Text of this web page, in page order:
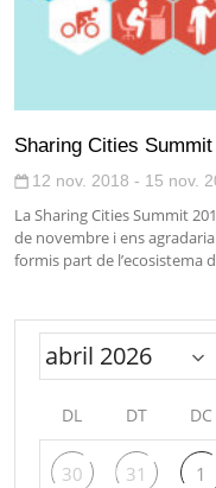
Sharing Cities
12 nov. 2018 - 15 nov.
La Sharing Cities Summit
de novembre i ens
formis part de l’ecosistema
DL DT DC
30 31 1